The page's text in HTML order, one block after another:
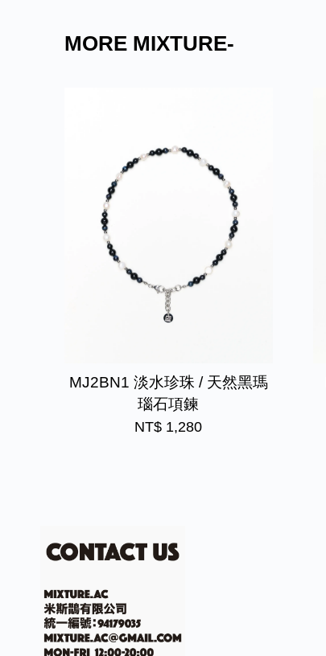
MORE MIXTURE-
MJ2BN1 淡水珍珠 / 天然黑瑪
瑙石項鍊
NT$ 1,280